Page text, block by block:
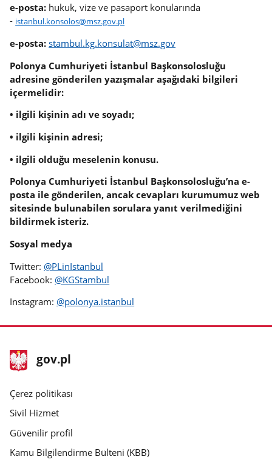
e-posta: hukuk, vize ve pasaport konularında
- istanbul.konsolos@msz.gov.pl
e-posta: stambul.kg.konsulat@msz.gov
Polonya Cumhuriyeti İstanbul Başkonsolosluğu
adresine gönderilen yazışmalar aşağıdaki bilgileri
içermelidir:
• ilgili kişinin adı ve soyadı;
• ilgili kişinin adresi;
• ilgili olduğu meselenin konusu.
Polonya Cumhuriyeti İstanbul Başkonsolosluğu’na e-
posta ile gönderilen, ancak cevapları kurumumuz web
sitesinde bulunabilen sorulara yanıt verilmediğini
bildirmek isteriz.
Sosyal medya
Twitter: @PLinIstanbul
Facebook: @KGStambul
Instagram: @polonya.istanbul
stopka
gov.pl
Ana
gov.pl
gov.pl
Çerez politikası
Sivil Hizmet
Güvenilir profil
Kamu Bilgilendirme Bülteni (KBB)